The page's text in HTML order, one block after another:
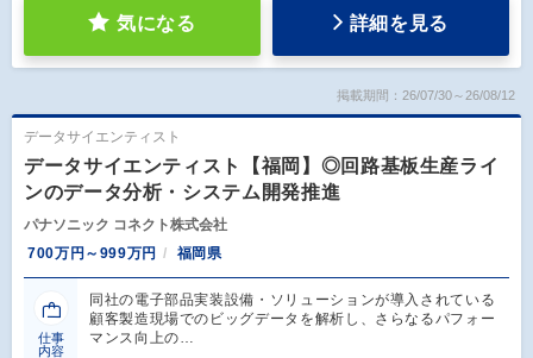
気になる 詳細を見る
掲載期間：26/07/30～26/08/12
データサイエンティスト
データサイエンティスト【福岡】◎回路基板生産ライ
ンのデータ分析・システム開発推進
パナソニック コネクト株式会社
700万円～999万円
福岡県
仕事
内容
同社の電子部品実装設備・ソリューションが導入されている
顧客製造現場でのビッグデータを解析し、さらなるパフォー
マンス向上の…